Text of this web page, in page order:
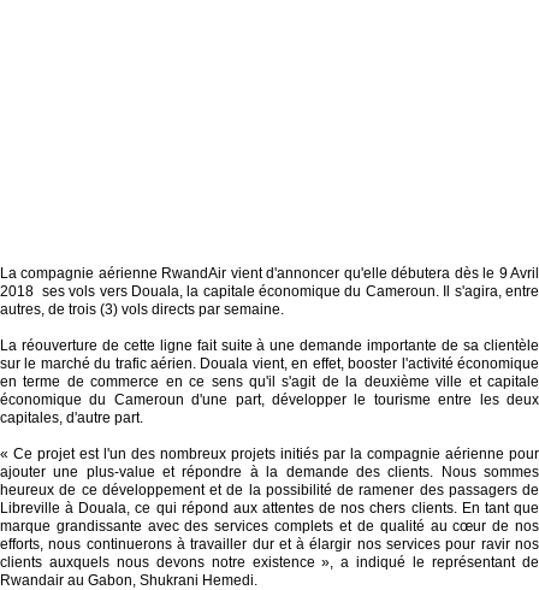
La compagnie aérienne RwandAir vient d'annoncer qu'elle débutera dès le 9 Avril
2018 ses vols vers Douala, la capitale économique du Cameroun. Il s'agira, entre
autres, de trois (3) vols directs par semaine.
La réouverture de cette ligne fait suite à une demande importante de sa clientèle
sur le marché du trafic aérien. Douala vient, en effet, booster l'activité économique
en terme de commerce en ce sens qu'il s'agit de la deuxième ville et capitale
économique du Cameroun d'une part, développer le tourisme entre les deux
capitales, d'autre part.
« Ce projet est l'un des nombreux projets initiés par la compagnie aérienne pour
ajouter une plus-value et répondre à la demande des clients. Nous sommes
heureux de ce développement et de la possibilité de ramener des passagers de
Libreville à Douala, ce qui répond aux attentes de nos chers clients. En tant que
marque grandissante avec des services complets et de qualité au cœur de nos
efforts, nous continuerons à travailler dur et à élargir nos services pour ravir nos
clients auxquels nous devons notre existence », a indiqué le représentant de
Rwandair au Gabon, Shukrani Hemedi.